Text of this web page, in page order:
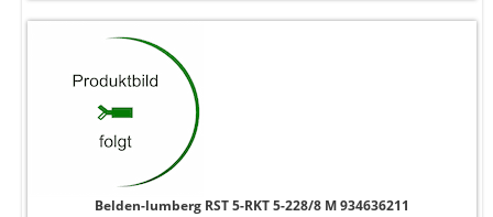
Belden-lumberg RST 5-RKT 5-228/8 M 934636211